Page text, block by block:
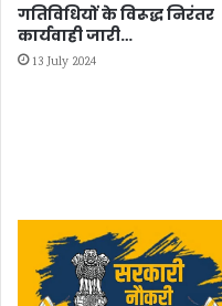
गतिविधियों के विरूद्ध निरंतर
कार्यवाही जारी…
13 July 2024